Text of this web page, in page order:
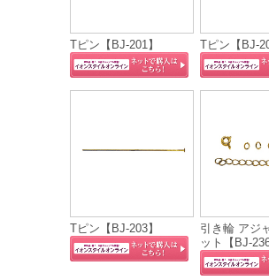
Tピン【BJ-201】 Tピン【BJ-
Tピン【BJ-203】
引き輪 アジ
ット【BJ-236